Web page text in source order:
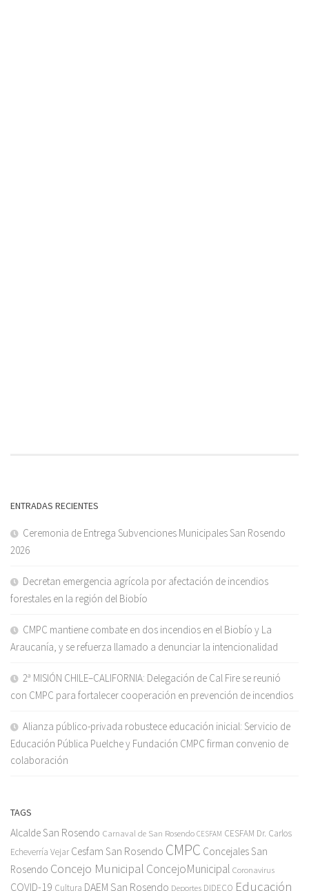
ENTRADAS RECIENTES
Ceremonia de Entrega Subvenciones Municipales San Rosendo
2026
Decretan emergencia agrícola por afectación de incendios
forestales en la región del Biobío
CMPC mantiene combate en dos incendios en el Biobío y La
Araucanía, y se refuerza llamado a denunciar la intencionalidad
2ª MISIÓN CHILE–CALIFORNIA: Delegación de Cal Fire se reunió
con CMPC para fortalecer cooperación en prevención de incendios
Alianza público-privada robustece educación inicial: Servicio de
Educación Pública Puelche y Fundación CMPC firman convenio de
colaboración
TAGS
Alcalde San Rosendo Carnaval de San Rosendo CESFAM CESFAM Dr. Carlos
Echeverría Vejar Cesfam San Rosendo CMPC Concejales San
Rosendo Concejo Municipal ConcejoMunicipal Coronavirus
COVID-19 Cultura DAEM San Rosendo Deportes DIDECO Educación